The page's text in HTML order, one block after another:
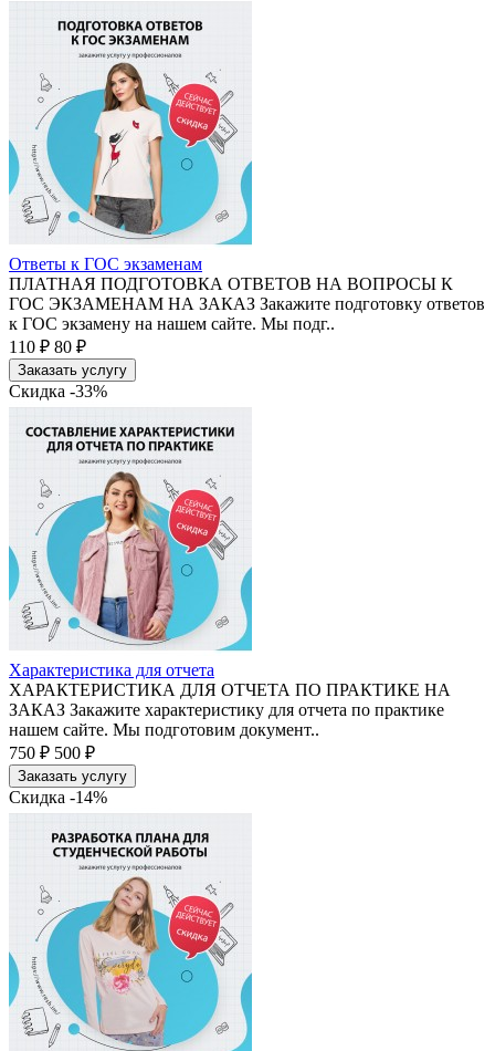
Ответы к ГОС экзаменам
ПЛАТНАЯ ПОДГОТОВКА ОТВЕТОВ НА ВОПРОСЫ К
ГОС ЭКЗАМЕНАМ НА ЗАКАЗ Закажите подготовку ответов
к ГОС экзамену на нашем сайте. Мы подг..
110 ₽ 80 ₽
Заказать услугу
Скидка -33%
Характеристика для отчета
ХАРАКТЕРИСТИКА ДЛЯ ОТЧЕТА ПО ПРАКТИКЕ НА
ЗАКАЗ Закажите характеристику для отчета по практике
нашем сайте. Мы подготовим документ..
750 ₽ 500 ₽
Заказать услугу
Скидка -14%